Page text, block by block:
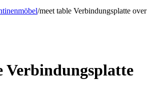
/meet table Verbindungsplatte over
Verbindungsplatte